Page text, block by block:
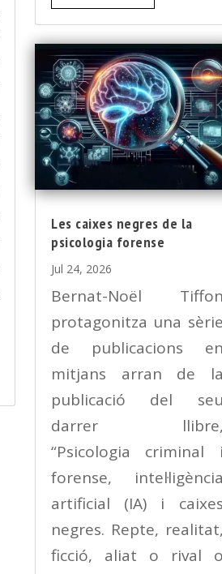
Les caixes negres de la
psicologia forense
Jul 24, 2026
Bernat-Noël
protagonitza una
de publicacions
mitjans arran de
publicació del
darrer
“Psicologia criminal
forense,
artificial (IA) i
negres. Repte,
ficció, aliat o rival